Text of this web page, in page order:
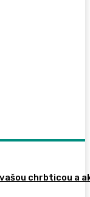
chrbticou a